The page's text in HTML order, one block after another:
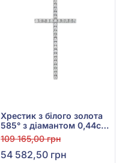
Хрестик з білого золота
585° з діамантом 0,44ct,
арт. п602б
109 165,00 грн
54 582,50 грн